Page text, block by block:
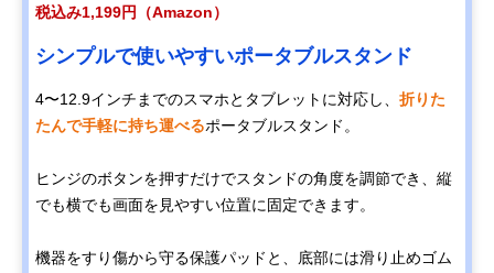
税込み1,199円（Amazon）
シンプルで使いやすいポータブルスタンド
4〜12.9インチまでのスマホとタブレットに対応し、 折りた
たんで手軽に持ち運べるポータブルスタンド。
ヒンジのボタンを押すだけでスタンドの角度を調節でき、縦
でも横でも画面を見やすい位置に固定できます。
機器をすり傷から守る保護パッドと、底部には滑り止めゴム